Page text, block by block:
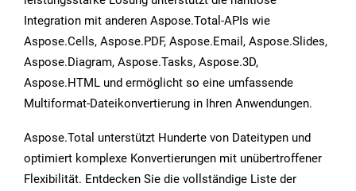
Integration mit anderen Aspose.Total-APIs wie
Aspose.Cells, Aspose.PDF, Aspose.Email, Aspose.Slides,
Aspose.Diagram, Aspose.Tasks, Aspose.3D,
Aspose.HTML und ermöglicht so eine umfassende
Multiformat-Dateikonvertierung in Ihren Anwendungen.
Aspose.Total unterstützt Hunderte von Dateitypen und
optimiert komplexe Konvertierungen mit unübertroffener
Flexibilität. Entdecken Sie die vollständige Liste der